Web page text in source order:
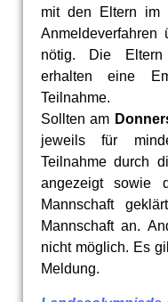
mit den Eltern im
nötig. Die Eltern
erhalten eine
Teilnahme.
Sollten am
jeweils für
Teilnahme durch
angezeigt sowie
Mannschaft
Mannschaft an.
nicht möglich. Es
Meldung.